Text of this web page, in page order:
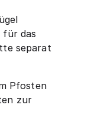
für das
separat
Pfosten
zur